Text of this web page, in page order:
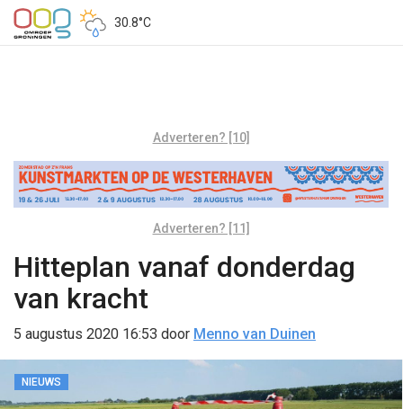
30.8°C
Adverteren? [10]
Adverteren? [11]
Hitteplan vanaf donderdag
van kracht
5 augustus 2020 16:53 door Menno van Duinen
NIEUWS